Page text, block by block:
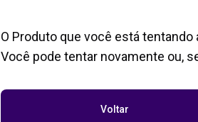
O Produto que você está
Você pode tentar novamente ou,
Voltar